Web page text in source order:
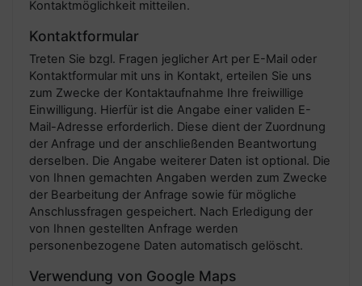
Kontaktmöglichkeit mitteilen.
Kontaktformular
Treten Sie bzgl. Fragen jeglicher Art per E-Mail oder
Kontaktformular mit uns in Kontakt, erteilen Sie uns
zum Zwecke der Kontaktaufnahme Ihre freiwillige
Einwilligung. Hierfür ist die Angabe einer validen E-
Mail-Adresse erforderlich. Diese dient der Zuordnung
der Anfrage und der anschließenden Beantwortung
derselben. Die Angabe weiterer Daten ist optional. Die
von Ihnen gemachten Angaben werden zum Zwecke
der Bearbeitung der Anfrage sowie für mögliche
Anschlussfragen gespeichert. Nach Erledigung der
von Ihnen gestellten Anfrage werden
personenbezogene Daten automatisch gelöscht.
Verwendung von Google Maps